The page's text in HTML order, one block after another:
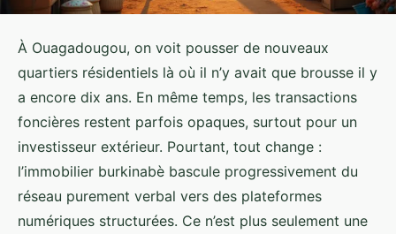
À Ouagadougou, on voit pousser de nouveaux
quartiers résidentiels là où il n’y avait que brousse il y
a encore dix ans. En même temps, les transactions
foncières restent parfois opaques, surtout pour un
investisseur extérieur. Pourtant, tout change :
l’immobilier burkinabè bascule progressivement du
réseau purement verbal vers des plateformes
numériques structurées. Ce n’est plus seulement une